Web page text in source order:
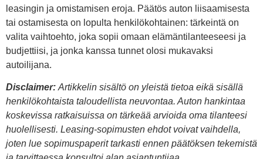
leasingin ja omistamisen eroja. Päätös auton liisaamisesta
tai ostamisesta on lopulta henkilökohtainen: tärkeintä on
valita vaihtoehto, joka sopii omaan elämäntilanteeseesi ja
budjettiisi, ja jonka kanssa tunnet olosi mukavaksi
autoilijana.
Disclaimer: Artikkelin sisältö on yleistä tietoa eikä sisällä
henkilökohtaista taloudellista neuvontaa. Auton hankintaa
koskevissa ratkaisuissa on tärkeää arvioida oma tilanteesi
huolellisesti. Leasing-sopimusten ehdot voivat vaihdella,
joten lue sopimuspaperit tarkasti ennen päätöksen tekemistä